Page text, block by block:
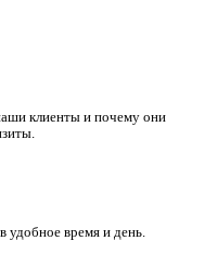
клиенты и почему они
удобное время и день.